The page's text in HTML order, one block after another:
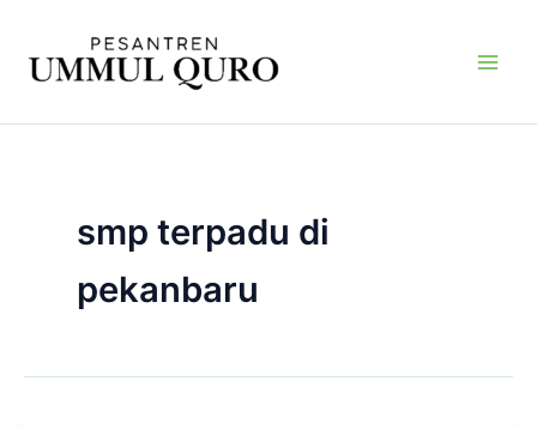
content
smp terpadu di
pekanbaru